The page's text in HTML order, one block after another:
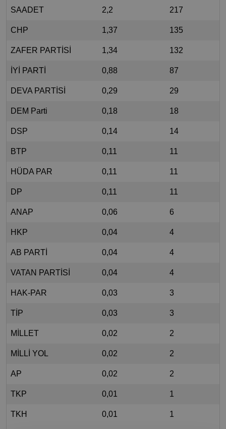
SAADET 2,2 217
CHP 1,37 135
ZAFER PARTİSİ 1,34 132
İYİ PARTİ 0,88 87
DEVA PARTİSİ 0,29 29
DEM Parti 0,18 18
DSP 0,14 14
BTP 0,11 11
HÜDA PAR 0,11 11
DP 0,11 11
ANAP 0,06 6
HKP 0,04 4
AB PARTİ 0,04 4
VATAN PARTİSİ 0,04 4
HAK-PAR 0,03 3
TİP 0,03 3
MİLLET 0,02 2
MİLLİ YOL 0,02 2
AP 0,02 2
TKP 0,01 1
TKH 0,01 1